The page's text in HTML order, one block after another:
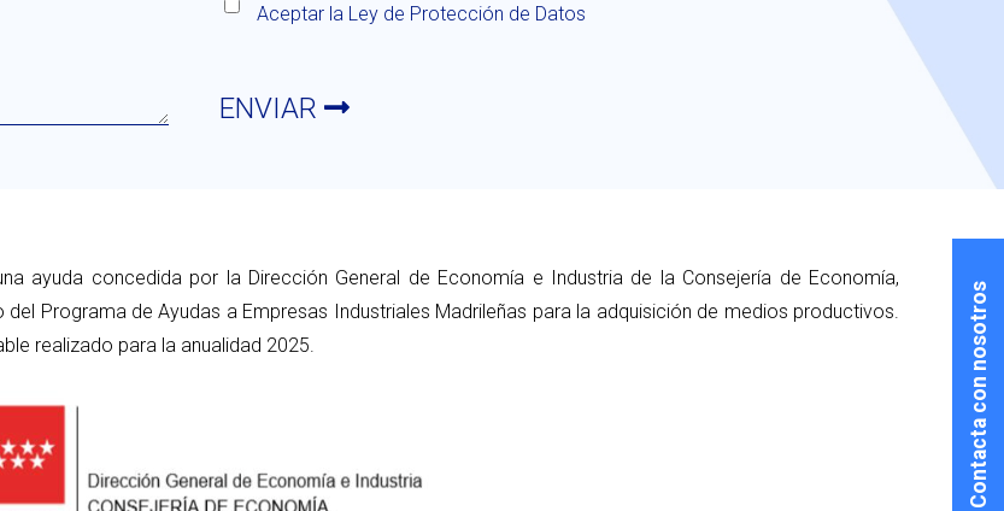
Aceptar la Ley de Protección de Datos
ENVIAR
ayuda concedida por la Dirección General de Economía e Industria de la Consejería de Economía,
Programa de Ayudas a Empresas Industriales Madrileñas para la adquisición de medios productivos.
realizado para la anualidad 2025.
Contacta con nosotros